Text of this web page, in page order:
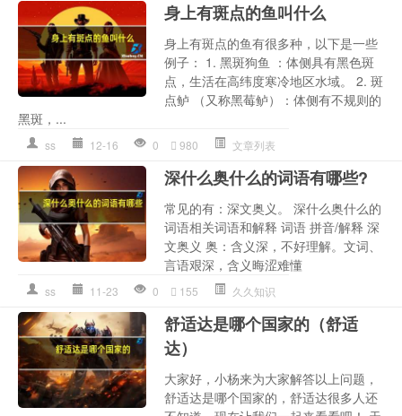
身上有斑点的鱼叫什么
身上有斑点的鱼有很多种，以下是一些
例子： 1. 黑斑狗鱼 ：体侧具有黑色斑
点，生活在高纬度寒冷地区水域。 2. 斑
点鲈 （又称黑莓鲈）：体侧有不规则的
黑斑，...
ss 12-16 0 980 文章列表
深什么奥什么的词语有哪些?
常见的有：深文奥义。 深什么奥什么的
词语相关词语和解释 词语 拼音/解释 深
文奥义 奥：含义深，不好理解。文词、
言语艰深，含义晦涩难懂
ss 11-23 0 155 久久知识
舒适达是哪个国家的（舒适
达）
大家好，小杨来为大家解答以上问题，
舒适达是哪个国家的，舒适达很多人还